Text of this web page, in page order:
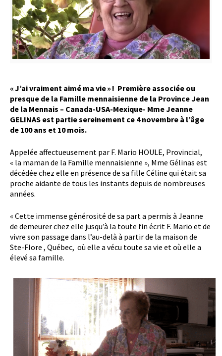
« J’ai vraiment aimé ma vie » ! Première associée ou
presque de la Famille mennaisienne de la Province Jean
de la Mennais – Canada-USA-Mexique- Mme Jeanne
GELINAS est partie sereinement ce 4 novembre à l’âge
de 100 ans et 10 mois.
Appelée affectueusement par F. Mario HOULE, Provincial,
« la maman de la Famille mennaisienne », Mme Gélinas est
décédée chez elle en présence de sa fille Céline qui était sa
proche aidante de tous les instants depuis de nombreuses
années.
« Cette immense générosité de sa part a permis à Jeanne
de demeurer chez elle jusqu’à la toute fin écrit F. Mario et de
vivre son passage dans l’au-delà à partir de la maison de
Ste-Flore , Québec, où elle a vécu toute sa vie et où elle a
élevé sa famille.